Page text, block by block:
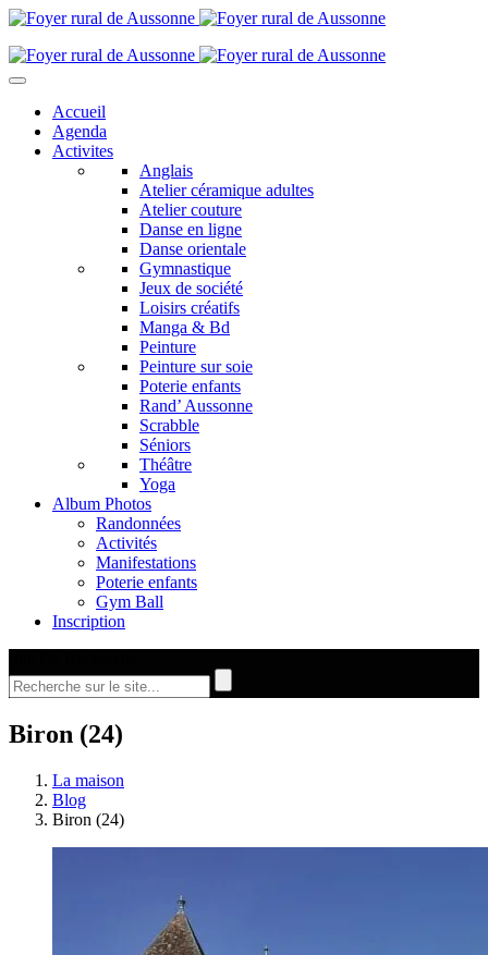
Accueil
Agenda
Activites
Anglais
Atelier céramique adultes
Atelier couture
Danse en ligne
Danse orientale
Gymnastique
Jeux de société
Loisirs créatifs
Manga & Bd
Peinture
Peinture sur soie
Poterie enfants
Rand’ Aussonne
Scrabble
Séniors
Théâtre
Yoga
Album Photos
Randonnées
Activités
Manifestations
Poterie enfants
Gym Ball
Inscription
Biron (24)
La maison
Blog
Biron (24)